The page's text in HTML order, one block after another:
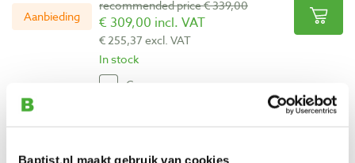
Baptist.nl maakt gebruik van cookies
Aanbieding
recommended price € 339,00
€ 309,00 incl. VAT
€ 255,37 excl. VAT
In stock
Compare
Tayg toolbox 33